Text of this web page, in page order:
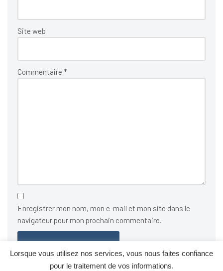
Site web
Commentaire *
Enregistrer mon nom, mon e-mail et mon site dans le
navigateur pour mon prochain commentaire.
Lorsque vous utilisez nos services, vous nous faites confiance
pour le traitement de vos informations.